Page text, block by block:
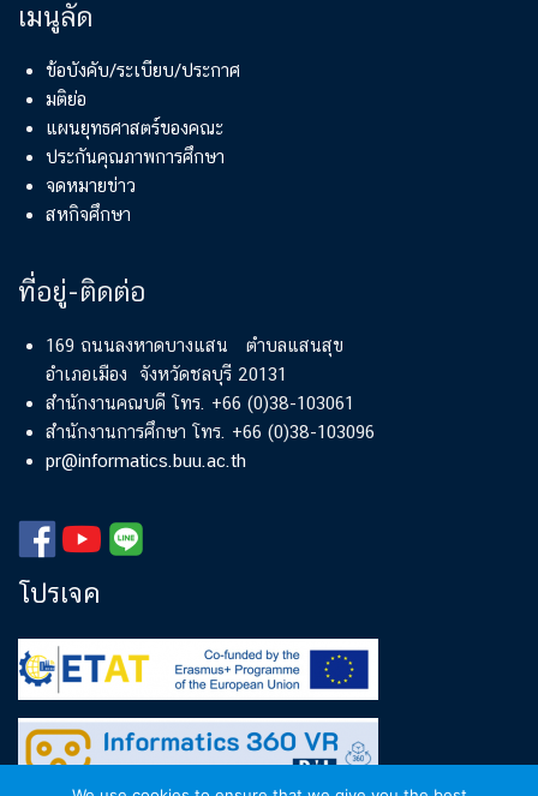
เมนูลัด
ข้อบังคับ/ระเบียบ/ประกาศ
มติย่อ
แผนยุทธศาสตร์ของคณะ
ประกันคุณภาพการศึกษา
จดหมายข่าว
สหกิจศึกษา
ที่อยู่-ติดต่อ
169 ถนนลงหาดบางแสน ตำบลแสนสุข
อำเภอเมือง จังหวัดชลบุรี 20131
สำนักงานคณบดี โทร. +66 (0)38-103061
สำนักงานการศึกษา โทร. +66 (0)38-103096
pr@informatics.buu.ac.th
โปรเจค